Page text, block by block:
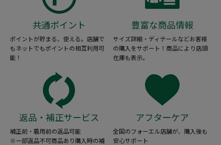
共通ポイント
ポイントが貯まる、使える。店舗で
もネットでもポイントの相互利用可
能！
豊富な商品情報
サイズ詳細・ディテールなどお客様
の購入をサポート！商品により店頭
在庫も表示。
返品・補正サービス
補正前・着用前の返品可能
※一部返品不可商品あり購入時の補
アフターケア
全国のフォーエル店舗が、購入後も
安心サポート